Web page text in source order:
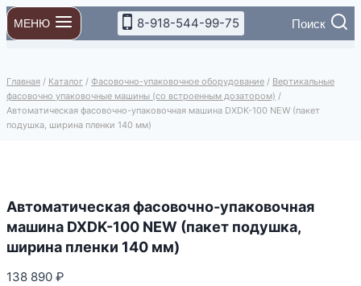
Перейти
к
содержимому
МЕНЮ 8-918-544-99-75 Поиск
Главная / Каталог / Фасовочно-упаковочное оборудование / Вертикальные
фасовочно упаковочные машины (со встроенным дозатором) /
Автоматическая фасовочно-упаковочная машина DXDK-100 NEW (пакет
подушка, ширина пленки 140 мм)
Автоматическая фасовочно-упаковочная
машина DXDK-100 NEW (пакет подушка,
ширина пленки 140 мм)
138 890₽